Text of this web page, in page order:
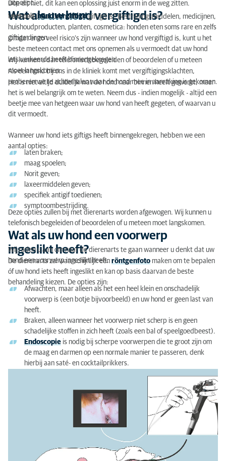
uitpoept.
Doe dit niet, dit kan een oplossing juist enorm in de weg zitten.
Wat als uw hond vergiftigd is?
Lees ook: hond vergiftigd
Vermoed u dat uw hond vergiftigd is? Bestrijdingsmiddelen, medicijnen,
huishoudproducten, planten, cosmetica: honden eten soms rare en zelfs
giftige dingen.
Omdat er zo veel risico’s zijn wanneer uw hond vergiftigd is, kunt u het
beste meteen contact met ons opnemen als u vermoedt dat uw hond
iets verkeerds heeft binnengekregen.
Wij kunnen u dan telefonisch begeleiden of beoordelen of u meteen
moet langskomen.
Als een hond bij ons in de kliniek komt met vergiftigingsklachten,
proberen we te achterhalen waar de hond mee in aanraking is gekomen.
Het is niet altijd duidelijk wat de hond naar binnen heeft gewerkt, maar
het is wel belangrijk om te weten. Neem dus - indien mogelijk - altijd een
beetje mee van hetgeen waar uw hond van heeft gegeten, of waarvan u
dit vermoedt.
Wanneer uw hond iets giftigs heeft binnengekregen, hebben we een
aantal opties:
laten braken;
maag spoelen;
Norit geven;
laxeermiddelen geven;
specifiek antigif toedienen;
symptoombestrijding.
Deze opties zullen bij met dierenarts worden afgewogen. Wij kunnen u
telefonisch begeleiden of beoordelen of u meteen moet langskomen.
Wat als uw hond een voorwerp
ingeslikt heeft?
Wij raden u aan om naar de dierenarts te gaan wanneer u denkt dat uw
hond een voorwerp ingeslikt heeft.
De dierenarts zal waarschijnlijk een röntgenfoto maken om te bepalen
óf uw hond iets heeft ingeslikt en kan op basis daarvan de beste
behandeling kiezen. De opties zijn:
Afwachten, maar alleen als het een heel klein en onschadelijk
voorwerp is (een botje bijvoorbeeld) en uw hond er geen last van
heeft.
Braken, alleen wanneer het voorwerp niet scherp is en geen
schadelijke stoffen in zich heeft (zoals een bal of speelgoedbeest).
Endoscopie is nodig bij scherpe voorwerpen die te groot zijn om
de maag en darmen op een normale manier te passeren, denk
hierbij aan saté- en cocktailprikkers.